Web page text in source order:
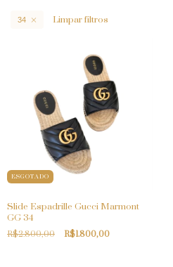
34 Limpar filtros
ESGOTADO
Slide Espadrille Gucci Marmont
GG 34
R$2.800,00 R$1.800,00